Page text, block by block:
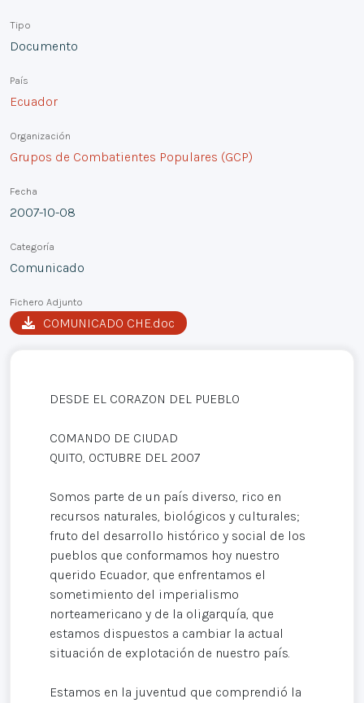
Tipo
Documento
País
Ecuador
Organización
Grupos de Combatientes Populares (GCP)
Fecha
2007-10-08
Categoría
Comunicado
Fichero Adjunto
COMUNICADO CHE.doc
DESDE EL CORAZON DEL PUEBLO
COMANDO DE CIUDAD
QUITO, OCTUBRE DEL 2007
Somos parte de un país diverso, rico en
recursos naturales, biológicos y culturales;
fruto del desarrollo histórico y social de los
pueblos que conformamos hoy nuestro
querido Ecuador, que enfrentamos el
sometimiento del imperialismo
norteamericano y de la oligarquía, que
estamos dispuestos a cambiar la actual
situación de explotación de nuestro país.
Estamos en la juventud que comprendió la